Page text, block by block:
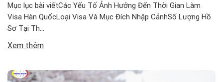
Mục lục bài viếtCác Yếu Tố Ảnh Hưởng Đến Thời Gian Làm
Visa Hàn QuốcLoại Visa Và Mục Đích Nhập CảnhSố Lượng Hồ
Sơ Tại Th...
Xem thêm